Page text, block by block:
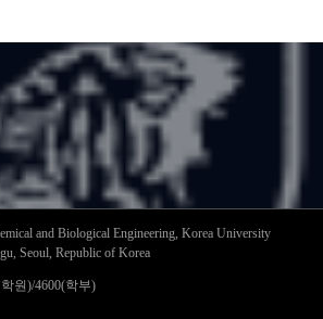
and Biological Engineering, Korea University
Seoul, Republic of Korea
원)/4600(학부)